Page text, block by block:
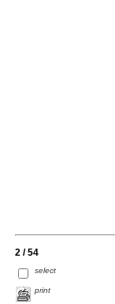
2 / 54
select
print